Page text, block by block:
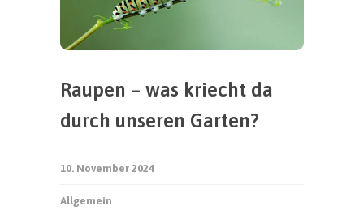
Raupen – was kriecht da
durch unseren Garten?
10. November 2024
Allgemein